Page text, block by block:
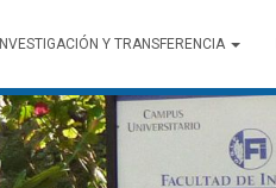
INVESTIGACIÓN Y TRANSFERENCIA